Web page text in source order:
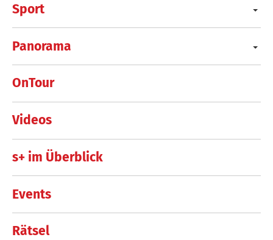
Sport
Panorama
OnTour
Videos
s+ im Überblick
Events
Rätsel